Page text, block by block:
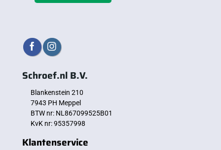
Schroef.nl B.V.
Blankenstein 210
7943 PH Meppel
BTW nr: NL867099525B01
KvK nr: 95357998
Klantenservice